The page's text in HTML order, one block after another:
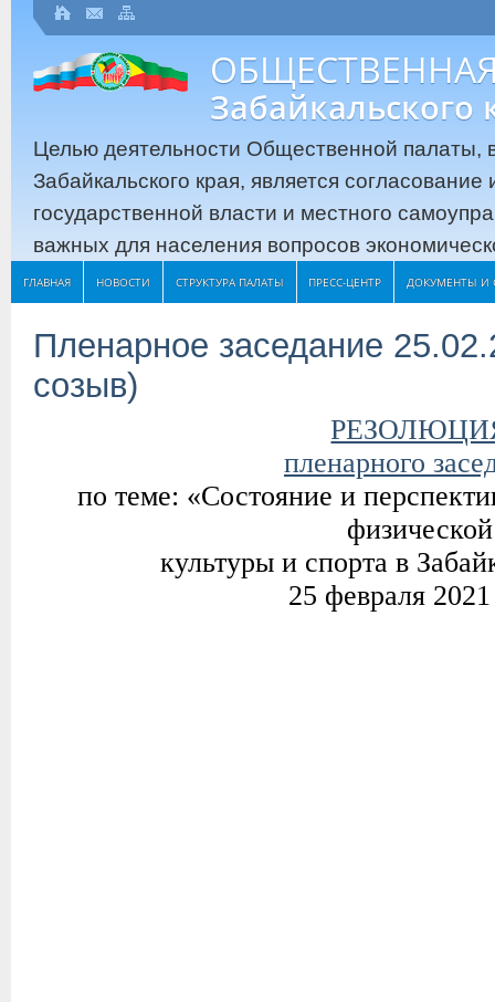
Забайкальского
Целью деятельности Общественной палаты,
Забайкальского края, является
государственной власти и местного
важных для населения вопросов
ГЛАВНАЯ НОВОСТИ СТРУКТУРА ПАЛАТЫ ПРЕСС-ЦЕНТР ДОКУМЕНТЫ И
Пленарное заседание
созыв)
пленарного
по теме: «Состояние и
физической
культуры и спорта в
25 февраля 2021